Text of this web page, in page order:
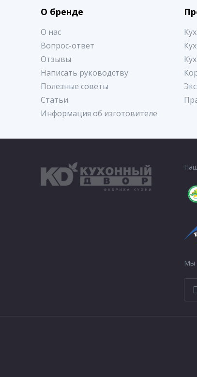
О бренде
О нас
Вопрос-ответ
Отзывы
Написать руководству
Полезные советы
Статьи
Информация об изготовителе
Мы